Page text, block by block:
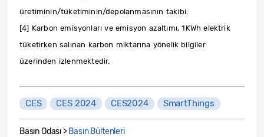
üretiminin/tüketiminin/depolanmasının takibi.
[4] Karbon emisyonları ve emisyon azaltımı, 1KWh elektrik
tüketirken salınan karbon miktarına yönelik bilgiler
üzerinden izlenmektedir.
CES CES 2024 CES2024 SmartThings
Basın Odası > Basın Bültenleri